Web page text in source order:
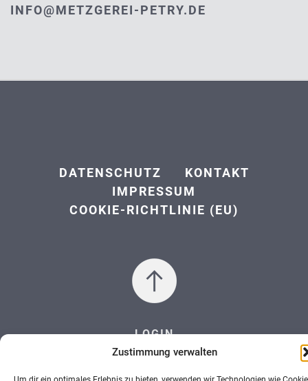
Zustimmung verwalten
INFO@METZGEREI-PETRY.DE
DATENSCHUTZ
KONTAKT
IMPRESSUM
COOKIE-RICHTLINIE (EU)
LOGIN